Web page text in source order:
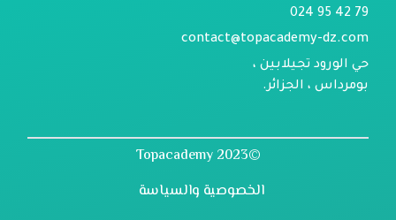
79 42 95 024
contact@topacademy-dz.com
حي الورود تجيلابين ،
بومرداس ، الجزائر.
©2023 Topacademy
الخصوصية والسياسة